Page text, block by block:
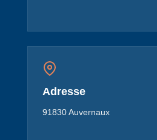
Adresse
91830 Auvernaux